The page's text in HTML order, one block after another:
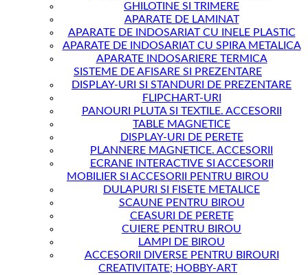
GHILOTINE SI TRIMERE
APARATE DE LAMINAT
APARATE DE INDOSARIAT CU INELE PLASTIC
APARATE DE INDOSARIAT CU SPIRA METALICA
APARATE INDOSARIERE TERMICA
SISTEME DE AFISARE SI PREZENTARE
DISPLAY-URI SI STANDURI DE PREZENTARE
FLIPCHART-URI
PANOURI PLUTA SI TEXTILE. ACCESORII
TABLE MAGNETICE
DISPLAY-URI DE PERETE
PLANNERE MAGNETICE. ACCESORII
ECRANE INTERACTIVE SI ACCESORII
MOBILIER SI ACCESORII PENTRU BIROU
DULAPURI SI FISETE METALICE
SCAUNE PENTRU BIROU
CEASURI DE PERETE
CUIERE PENTRU BIROU
LAMPI DE BIROU
ACCESORII DIVERSE PENTRU BIROURI
CREATIVITATE; HOBBY-ART